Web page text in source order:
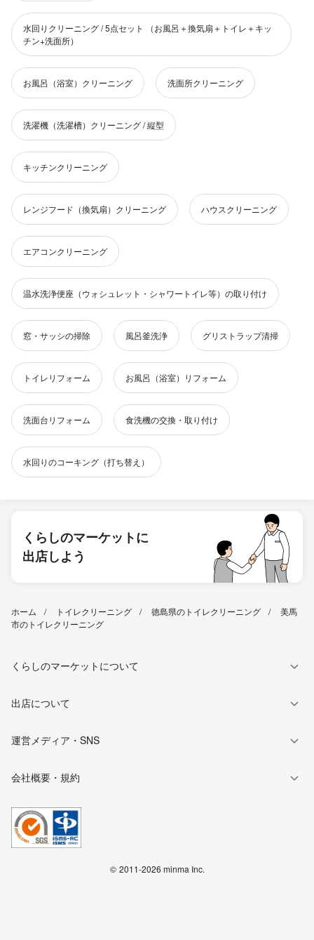
水回りクリーニング / 5点セット （お風呂＋換気扇＋トイレ＋キッ
チン+洗面所）
お風呂（浴室）クリーニング 洗面所クリーニング
洗濯機（洗濯槽）クリーニング / 縦型
キッチンクリーニング
レンジフード（換気扇）クリーニング ハウスクリーニング
エアコンクリーニング
温水洗浄便座（ウォシュレット・シャワートイレ等）の取り付け
窓・サッシの掃除 風呂釜洗浄 グリストラップ清掃
トイレリフォーム お風呂（浴室）リフォーム
洗面台リフォーム 食洗機の交換・取り付け
水回りのコーキング（打ち替え）
くらしのマーケットに
出店しよう
ホーム トイレクリーニング 徳島県のトイレクリーニング
美馬
市のトイレクリーニング
くらしのマーケットについて
出店について
運営メディア・SNS
会社概要・規約
© 2011-2026 minma Inc.